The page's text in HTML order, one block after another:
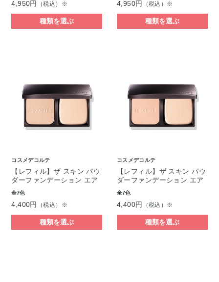
4,950円 （税込）※
種類を選ぶ
4,950円 （税込）※
種類を選ぶ
コスメデコルテ
【レフィル】ザ スキン パウ
ダーファンデーション エア
全7色
4,400円 （税込）※
種類を選ぶ
コスメデコルテ
【レフィル】ザ スキン パウ
ダーファンデーション エア
全7色
4,400円 （税込）※
種類を選ぶ